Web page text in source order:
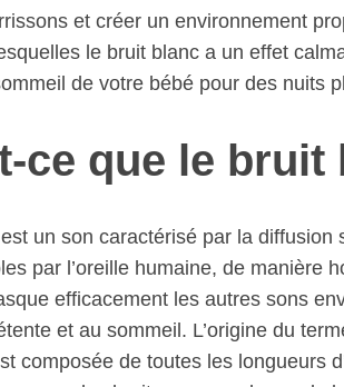
et créer un environnement
le bruit blanc a un effet
de votre bébé pour des nuits
ce que le bruit
un son caractérisé par la
par l’oreille humaine, de manière
efficacement les autres sons
et au sommeil. L’origine du
composée de toutes les longueurs